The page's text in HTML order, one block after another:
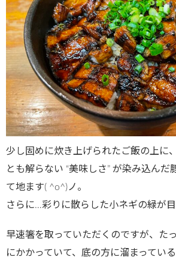
少し固めに炊き上げられたご飯の上に
とも解らない “美味しさ” が染み込んだ
て地ます( ^o^)ノ。
さらに…彩りに散らした小ネギの緑が
早速箸を取っていただくのですが、た
にかかっていて、底の方に溜まってい